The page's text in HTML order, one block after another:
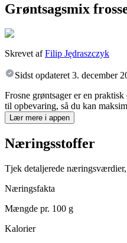
Grøntsagsmix
Skrevet af Filip Jędraszczyk
Sidst opdateret 3. december
Frosne grøntsager er en
til opbevaring, så du kan
Lær mere i appen
Næringsstoffer
Tjek detaljerede
Næringsfakta
Mængde pr. 100 g
Kalorier